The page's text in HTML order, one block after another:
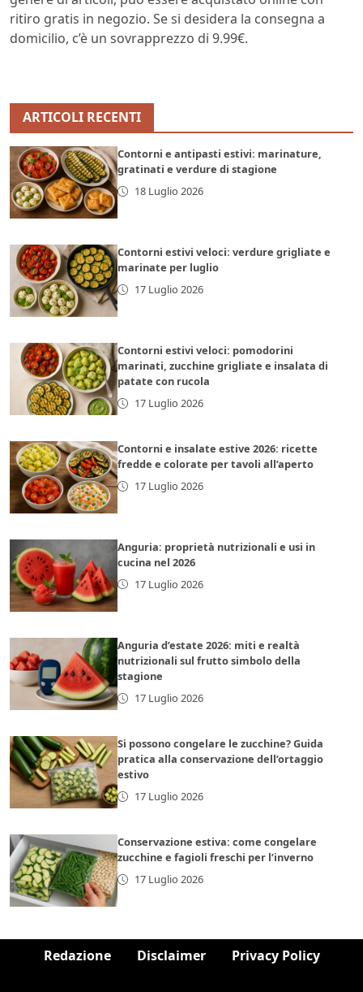
ritiro gratis in negozio. Se si desidera la consegna a
domicilio, c’è un sovrapprezzo di 9.99€.
ARTICOLI RECENTI
Contorni e antipasti estivi: marinature,
gratinati e verdure di stagione
18 Luglio 2026
Contorni estivi veloci: verdure grigliate e
marinate per luglio
17 Luglio 2026
Contorni estivi veloci: pomodorini
marinati, zucchine grigliate e insalata di
patate con rucola
17 Luglio 2026
Contorni e insalate estive 2026: ricette
fredde e colorate per tavoli all’aperto
17 Luglio 2026
Anguria: proprietà nutrizionali e usi in
cucina nel 2026
17 Luglio 2026
Anguria d’estate 2026: miti e realtà
nutrizionali sul frutto simbolo della
stagione
17 Luglio 2026
Si possono congelare le zucchine? Guida
pratica alla conservazione dell’ortaggio
estivo
17 Luglio 2026
Conservazione estiva: come congelare
zucchine e fagioli freschi per l’inverno
17 Luglio 2026
Redazione Disclaimer Privacy Policy